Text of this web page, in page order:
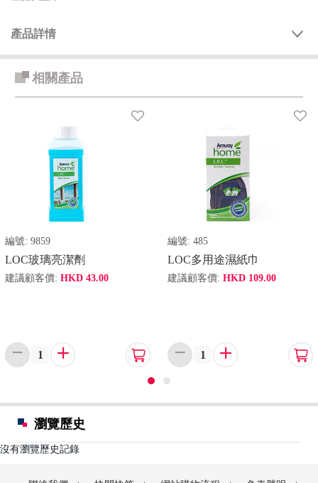
產品詳情
相關產品
編號: 9859
LOC玻璃亮潔劑
建議顧客價: HKD 43.00
  
編號: 485
LOC多用途濕紙巾
建議顧客價: HKD 109.00
  
瀏覽歷史
沒有瀏覽歷史記錄